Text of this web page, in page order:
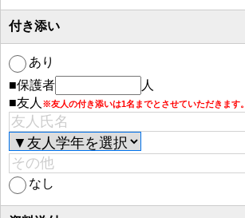
付き添い
あり
■保護者
人
■友人 ※友人の付き添いは1名までとさせていただきます。
なし